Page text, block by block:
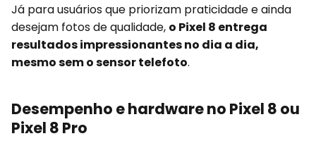
Já para usuários que priorizam praticidade e ainda
desejam fotos de qualidade, o Pixel 8 entrega
resultados impressionantes no dia a dia,
mesmo sem o sensor telefoto.
Desempenho e hardware no Pixel 8 ou
Pixel 8 Pro